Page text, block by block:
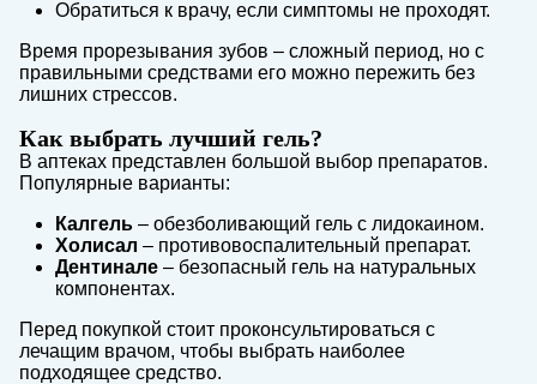
Обратиться к врачу, если симптомы не проходят.
Время прорезывания зубов – сложный период, но с
правильными средствами его можно пережить без
лишних стрессов.
Как выбрать лучший гель?
В аптеках представлен большой выбор препаратов.
Популярные варианты:
Калгель – обезболивающий гель с лидокаином.
Холисал – противовоспалительный препарат.
Дентинале – безопасный гель на натуральных
компонентах.
Перед покупкой стоит проконсультироваться с
лечащим врачом, чтобы выбрать наиболее
подходящее средство.